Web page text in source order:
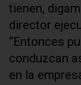
tienen,
director
“Entonces
conduzcan
en la